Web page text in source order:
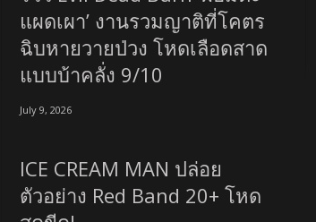
แผดเผา’ งานรวมญาติที่โคตร
ฉิบหายวายป่วง โหดเลือดสาด
แบบบ้าคลั่ง 9/10
July 9, 2026
ICE CREAM MAN ปล่อย
ตัวอย่าง Red Band 20+ โหด